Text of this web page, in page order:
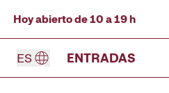
Hoy abierto de 10 a 19 h
ES ENTRADAS